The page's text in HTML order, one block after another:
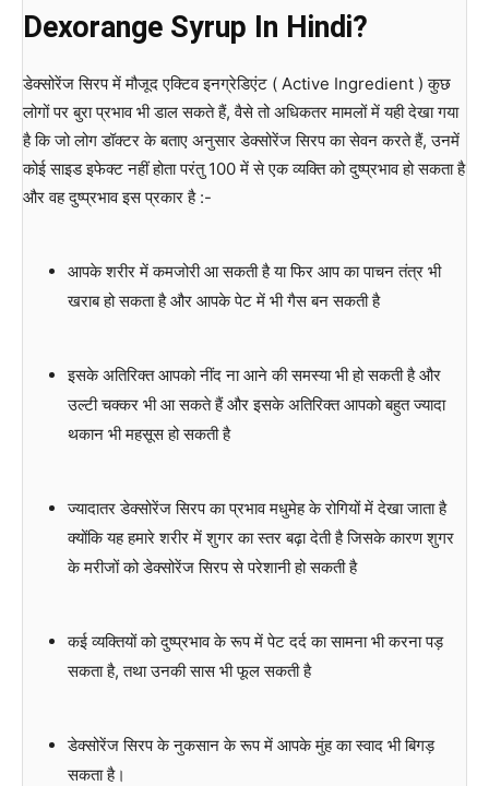
Dexorange Syrup In Hindi?
डेक्सोरेंज सिरप में मौजूद एक्टिव इनग्रेडिएंट ( Active Ingredient ) कुछ
लोगों पर बुरा प्रभाव भी डाल सकते हैं, वैसे तो अधिकतर मामलों में यही देखा गया
है कि जो लोग डॉक्टर के बताए अनुसार डेक्सोरेंज सिरप का सेवन करते हैं, उनमें
कोई साइड इफेक्ट नहीं होता परंतु 100 में से एक व्यक्ति को दुष्प्रभाव हो सकता है
और वह दुष्प्रभाव इस प्रकार है :-
आपके शरीर में कमजोरी आ सकती है या फिर आप का पाचन तंत्र भी
खराब हो सकता है और आपके पेट में भी गैस बन सकती है
इसके अतिरिक्त आपको नींद ना आने की समस्या भी हो सकती है और
उल्टी चक्कर भी आ सकते हैं और इसके अतिरिक्त आपको बहुत ज्यादा
थकान भी महसूस हो सकती है
ज्यादातर डेक्सोरेंज सिरप का प्रभाव मधुमेह के रोगियों में देखा जाता है
क्योंकि यह हमारे शरीर में शुगर का स्तर बढ़ा देती है जिसके कारण शुगर
के मरीजों को डेक्सोरेंज सिरप से परेशानी हो सकती है
कई व्यक्तियों को दुष्प्रभाव के रूप में पेट दर्द का सामना भी करना पड़
सकता है, तथा उनकी सास भी फूल सकती है
डेक्सोरेंज सिरप के नुकसान के रूप में आपके मुंह का स्वाद भी बिगड़
सकता है।